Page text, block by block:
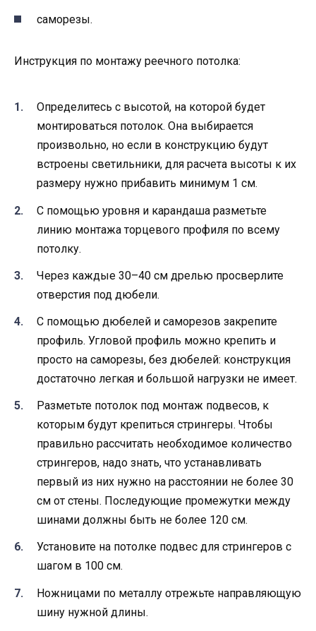
саморезы.
Инструкция по монтажу реечного потолка:
Определитесь с высотой, на которой будет
монтироваться потолок. Она выбирается
произвольно, но если в конструкцию будут
встроены светильники, для расчета высоты к их
размеру нужно прибавить минимум 1 см.
С помощью уровня и карандаша разметьте
линию монтажа торцевого профиля по всему
потолку.
Через каждые 30–40 см дрелью просверлите
отверстия под дюбели.
С помощью дюбелей и саморезов закрепите
профиль. Угловой профиль можно крепить и
просто на саморезы, без дюбелей: конструкция
достаточно легкая и большой нагрузки не имеет.
Разметьте потолок под монтаж подвесов, к
которым будут крепиться стрингеры. Чтобы
правильно рассчитать необходимое количество
стрингеров, надо знать, что устанавливать
первый из них нужно на расстоянии не более 30
см от стены. Последующие промежутки между
шинами должны быть не более 120 см.
Установите на потолке подвес для стрингеров с
шагом в 100 см.
Ножницами по металлу отрежьте направляющую
шину нужной длины.